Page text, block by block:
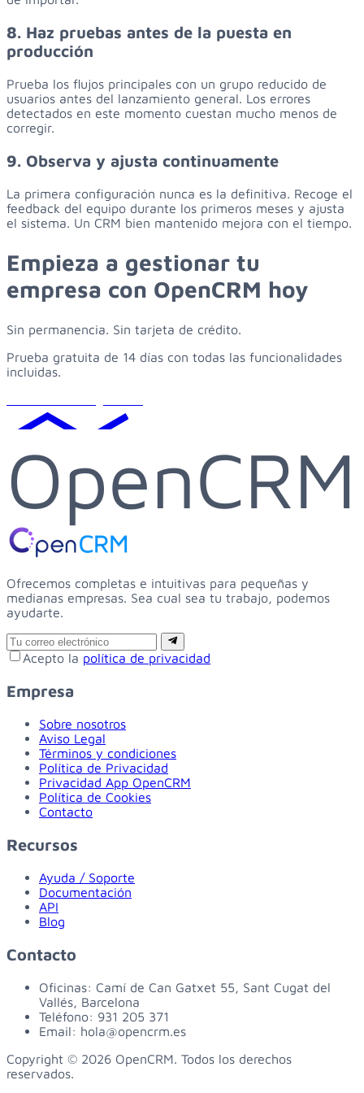
8. Haz pruebas antes de la puesta en
producción
Prueba los flujos principales con un grupo reducido de
usuarios antes del lanzamiento general. Los errores
detectados en este momento cuestan mucho menos de
corregir.
9. Observa y ajusta continuamente
La primera configuración nunca es la definitiva. Recoge el
feedback del equipo durante los primeros meses y ajusta
el sistema. Un CRM bien mantenido mejora con el tiempo.
Empieza a gestionar tu
empresa con OpenCRM hoy
Sin permanencia. Sin tarjeta de crédito.
Prueba gratuita de 14 días con todas las funcionalidades
incluidas.
OpenCRM
Ofrecemos completas e intuitivas para pequeñas y
medianas empresas. Sea cual sea tu trabajo, podemos
ayudarte.
Email
Suscribirse
Acepto la política de privacidad
Empresa
Sobre nosotros
Aviso Legal
Términos y condiciones
Política de Privacidad
Privacidad App OpenCRM
Política de Cookies
Contacto
Recursos
Ayuda / Soporte
Documentación
API
Blog
Contacto
Oficinas: Camí de Can Gatxet 55, Sant Cugat del
Vallés, Barcelona
Teléfono: 931 205 371
Email: hola@opencrm.es
Copyright © 2026 OpenCRM. Todos los derechos
reservados.